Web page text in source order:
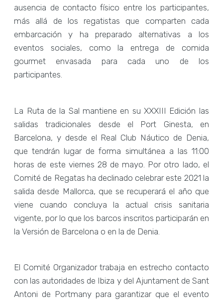
ausencia de contacto físico entre los participantes,
más allá de los regatistas que comparten cada
embarcación y ha preparado alternativas a los
eventos sociales, como la entrega de comida
gourmet envasada para cada uno de los
participantes.
La Ruta de la Sal mantiene en su XXXIII Edición las
salidas tradicionales desde el Port Ginesta, en
Barcelona, y desde el Real Club Náutico de Denia,
que tendrán lugar de forma simultánea a las 11:00
horas de este viernes 28 de mayo. Por otro lado, el
Comité de Regatas ha declinado celebrar este 2021 la
salida desde Mallorca, que se recuperará el año que
viene cuando concluya la actual crisis sanitaria
vigente, por lo que los barcos inscritos participarán en
la Versión de Barcelona o en la de Denia.
El Comité Organizador trabaja en estrecho contacto
con las autoridades de Ibiza y del Ajuntament de Sant
Antoni de Portmany para garantizar que el evento